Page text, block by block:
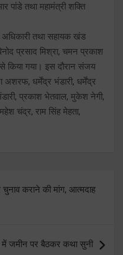
पांडे तथा महामंत्री शक्ति
तथा सहायक खंड
प्रसाद मिश्रा, चमन प्रकाश
किया गया। इस दौरान संजय
अशरफ, धर्मेंद्र भंडारी, धर्मेंद्र
प्रकाश भेतवाल, मुकेश नेगी,
चंद्र, राम सिंह मेहता,
कराने की मांग, आत्मदाह
में जमीन पर बैठकर कथा सुनी